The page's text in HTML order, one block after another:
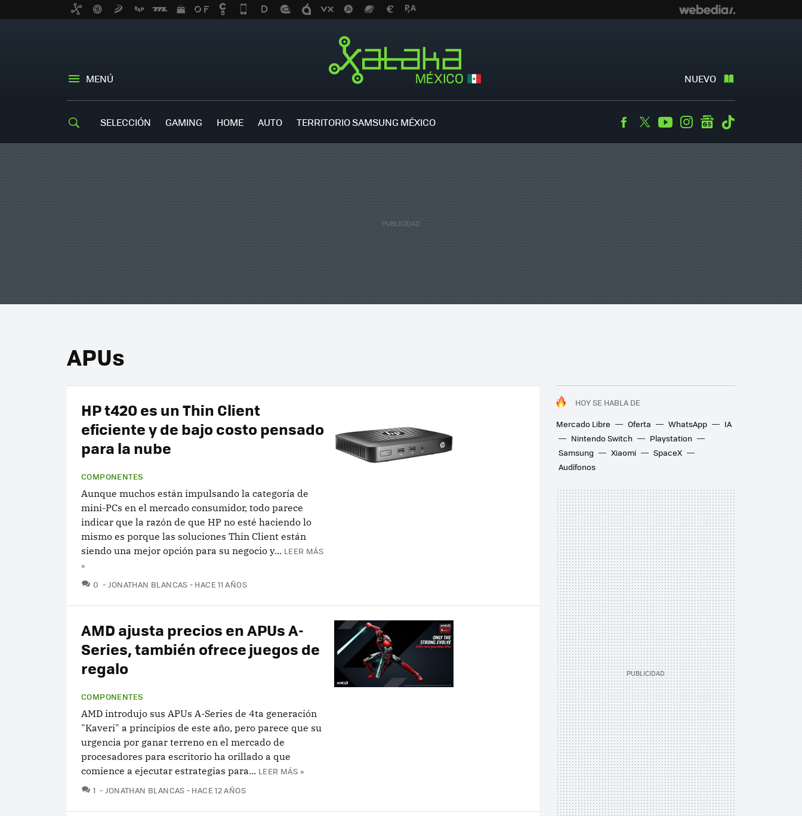
MENÚ NUEVO
SELECCIÓN GAMING HOME AUTO TERRITORIO SAMSUNG MÉXICO Facebook
TwitterYoutubeInstagramgooglenews
APUs
HOY SE HABLA DE
Mercado Libre
Oferta WhatsApp
IA
Nintendo Switch
Playstation
Samsung
Xiaomi
SpaceX
Audífonos
HP t420 es un Thin Client
eficiente y de bajo costo pensado
para la nube
COMPONENTES
Aunque muchos están impulsando la categoría de
mini-PCs en el mercado consumidor, todo parece
indicar que la razón de que HP no esté haciendo lo
mismo es porque las soluciones Thin Client están
siendo una mejor opción para su negocio y... LEER MÁS
»
0 COMENTARIOS
JONATHAN BLANCAS HACE 11 AÑOS
AMD ajusta precios en APUs A-
Series, también ofrece juegos de
regalo
COMPONENTES
AMD introdujo sus APUs A-Series de 4ta generación
"Kaveri" a principios de este año, pero parece que su
urgencia por ganar terreno en el mercado de
procesadores para escritorio ha orillado a que
comience a ejecutar estrategias para... LEER MÁS »
1 COMENTARIOS
JONATHAN BLANCAS HACE 12 AÑOS